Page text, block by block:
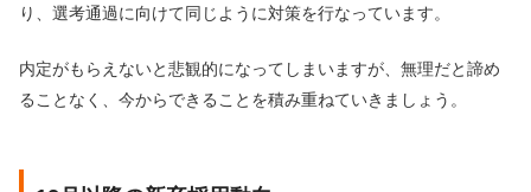
り、選考通過に向けて同じように対策を行なっています。
内定がもらえないと悲観的になってしまいますが、無理だと諦め
ることなく、今からできることを積み重ねていきましょう。